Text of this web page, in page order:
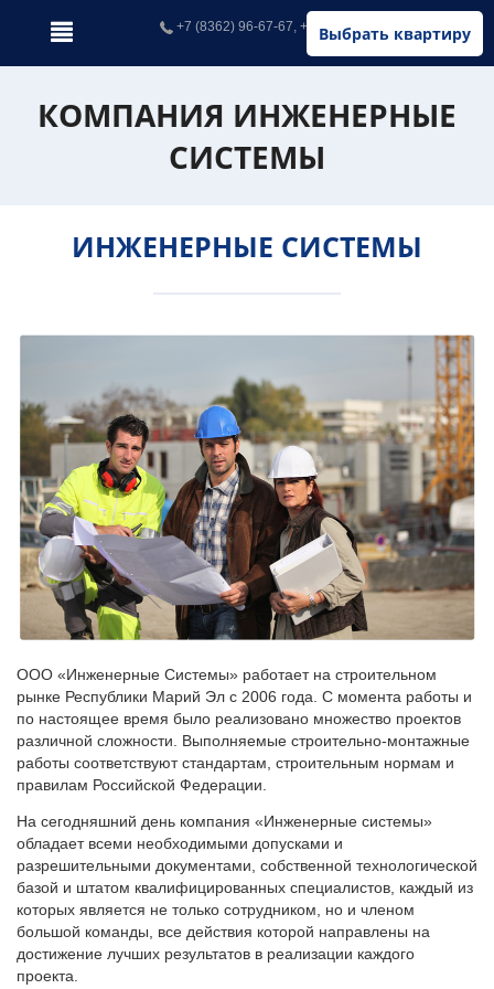
Выбрать квартиру
+7 (8362) 96-67-67, +7 (902) 326-67-67
КОМПАНИЯ ИНЖЕНЕРНЫЕ
СИСТЕМЫ
ИНЖЕНЕРНЫЕ СИСТЕМЫ
ООО «Инженерные Системы» работает на строительном
рынке Республики Марий Эл с 2006 года. С момента работы и
по настоящее время было реализовано множество проектов
различной сложности. Выполняемые строительно-монтажные
работы соответствуют стандартам, строительным нормам и
правилам Российской Федерации.
На сегодняшний день компания «Инженерные системы»
обладает всеми необходимыми допусками и
разрешительными документами, собственной технологической
базой и штатом квалифицированных специалистов, каждый из
которых является не только сотрудником, но и членом
большой команды, все действия которой направлены на
достижение лучших результатов в реализации каждого
проекта.